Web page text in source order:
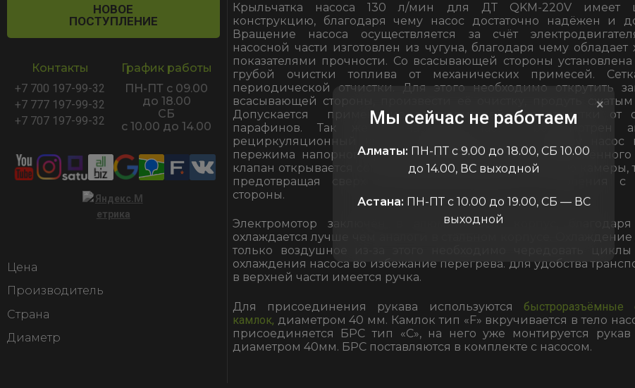
Крыльчатка насоса 130 л/мин для ДТ QKM-220V имеет
конструкцию, благодаря чему насос достаточно надёжен и
Вращение насоса осуществляется за счёт
насосной части изготовлен из чугуна, благодаря чему
показателями прочности. Со всасывающей стороны установлена
грубой очистки топлива от механических примесей.
периодической отчистки. Для этого необходимо открутить
всасывающей стороны, произвести её очистку, продуть сжатым
Допускается применение растворителей для отчистки от
парафинов. Так же в насосной части предусмотрен
рециркуляционный клапан. Благодаря этому клапану насос
пережима напорного рукава. При достижении определённого
клапан открывается сопрягая всасывающую и напорную камеры,
предотвращая сверх критическое повышение давления с
стороны.
Электромотор заключён в алюминиевый корпус,
охлаждается лучше чем аналоги в стальном корпусе. Охлаждение
только воздушное из-за этого необходимо чередовать
охлаждения насоса во избежание перегрева. для удобства
в верхней части имеется ручка.
Для присоединения рукава используются быстроразъёмные
камлок, диаметром 40 мм. Камлок тип «F» вкручивается в тело
присоединяется БРС тип «С», на него уже монтируется рукав
диаметром 40мм. БРС поставляются в комплекте с насосом.
НОВОЕ
ПОСТУПЛЕНИЕ
Контакты
+7 700 197-99-32
+7 777 197-99-32
+7 707 197-99-32
График работы
ПН-ПТ с 09.00
до 18.00
СБ
с 10.00 до 14.00
Цена
Производитель
Страна
Диаметр
×
Мы сейчас не работаем
Алматы: ПН-ПТ с 9.00 до 18.00, СБ 10.00
до 14.00, ВС выходной
Астана: ПН-ПТ с 10.00 до 19.00, СБ — ВС
выходной